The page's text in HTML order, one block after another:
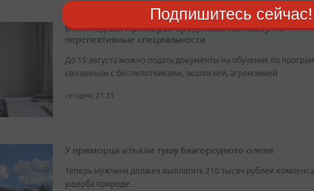
В колледжах Приморья продолжается набор на
перспективные специальности
До 15 августа можно подать документы на обучение по
связанным с беспилотниками, экологией, агрономией
сегодня, 21:31
У приморца изъяли тушу благородного оленя
Теперь мужчина должен выплатить 210 тысяч рублей
ущерба природе
Подпишитесь сейчас!